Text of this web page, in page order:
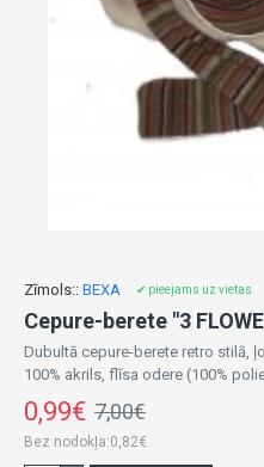
Zīmols:: BEXA ✔ pieejams uz vietas
Cepure-berete "3
Dubultā cepure-berete retro stilā,
100% akrils, flīsa odere (100%
0,99€ 7,00€
Bez nodokļa:0,82€